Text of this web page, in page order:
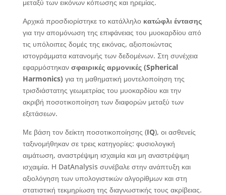
μεταξύ των εικόνων κόπωσης και ηρεμίας.
Αρχικά προσδιορίστηκε το κατάλληλο κατώφλι έντασης
για την απομόνωση της επιφάνειας του μυοκαρδίου από
τις υπόλοιπες δομές της εικόνας, αξιοποιώντας
ιστογράμματα κατανομής των δεδομένων. Στη συνέχεια
εφαρμόστηκαν σφαιρικές αρμονικές (Spherical
Harmonics) για τη μαθηματική μοντελοποίηση της
τρισδιάστατης γεωμετρίας του μυοκαρδίου και την
ακριβή ποσοτικοποίηση των διαφορών μεταξύ των
εξετάσεων.
Με βάση τον δείκτη ποσοτικοποίησης (IQ), οι ασθενείς
ταξινομήθηκαν σε τρεις κατηγορίες: φυσιολογική
αιμάτωση, αναστρέψιμη ισχαιμία και μη αναστρέψιμη
ισχαιμία. Η DatAnalysis συνέβαλε στην ανάπτυξη και
αξιολόγηση των υπολογιστικών αλγορίθμων και στη
στατιστική τεκμηρίωση της διαγνωστικής τους ακρίβειας.